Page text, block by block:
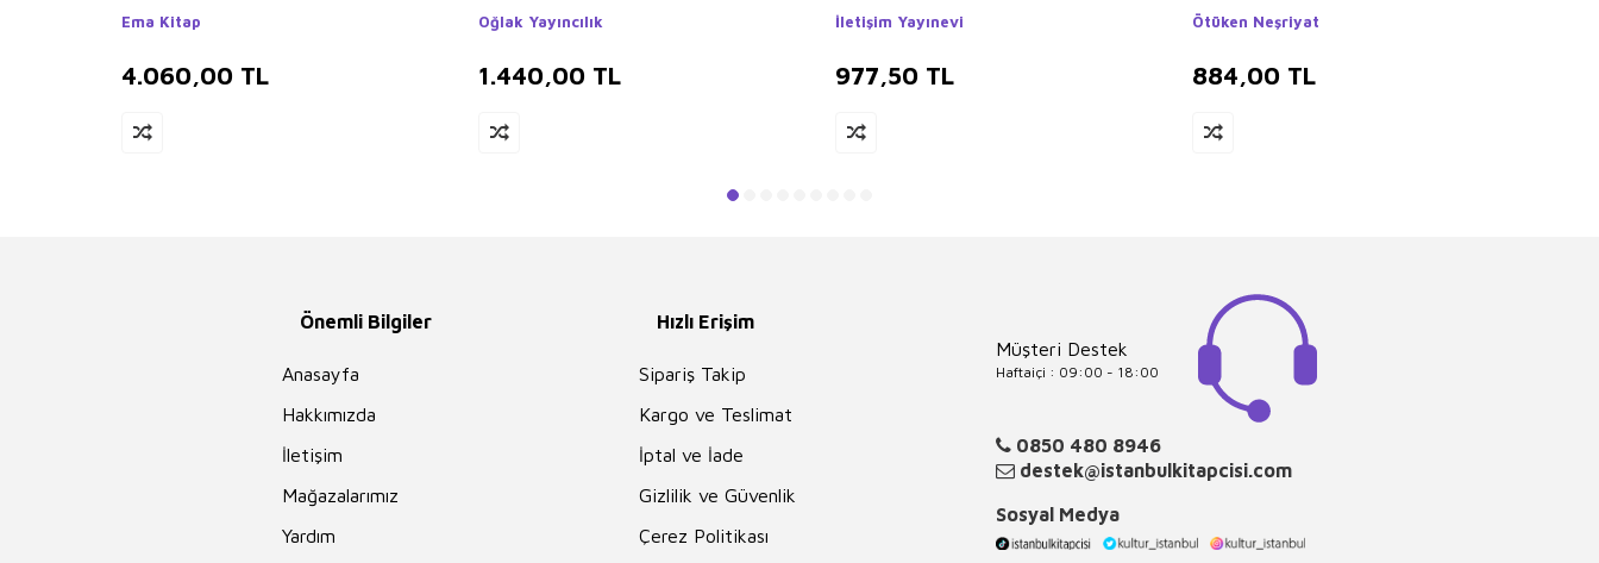
Ema Kitap
4.060,00 TL
Oğlak Yayıncılık
1.440,00 TL
İletişim Yayınevi
977,50 TL
Ötüken Neşriyat
884,00 TL
Önemli Bilgiler
Anasayfa
Hakkımızda
İletişim
Mağazalarımız
Yardım
Hızlı Erişim
Sipariş Takip
Kargo ve Teslimat
İptal ve İade
Gizlilik ve Güvenlik
Çerez Politikası
Müşteri Destek
Haftaiçi : 09:00 - 18:00
0850 480 8946
destek@istanbulkitapcisi.com
Sosyal Medya